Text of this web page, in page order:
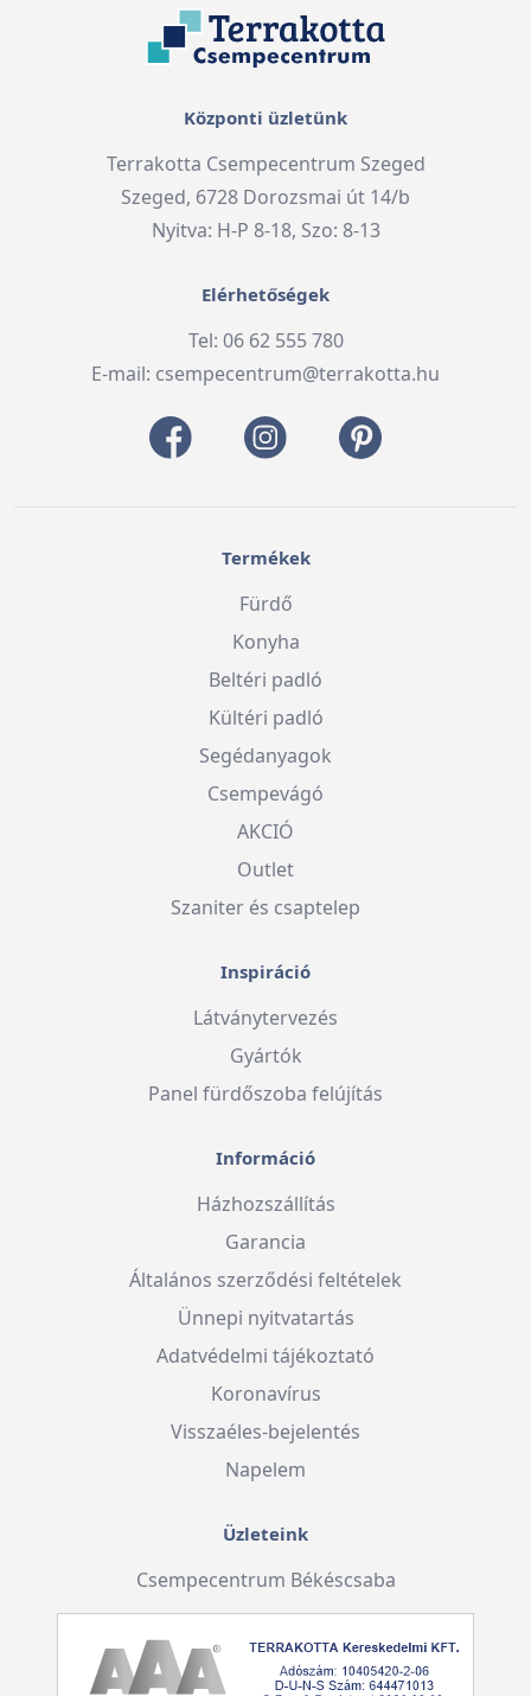
Központi üzletünk
Terrakotta Csempecentrum Szeged
Szeged, 6728 Dorozsmai út 14/b
Nyitva: H-P 8-18, Szo: 8-13
Elérhetőségek
Tel: 06 62 555 780
E-mail: csempecentrum@terrakotta.hu
Termékek
Fürdő
Konyha
Beltéri padló
Kültéri padló
Segédanyagok
Csempevágó
AKCIÓ
Outlet
Szaniter és csaptelep
Inspiráció
Látványtervezés
Gyártók
Panel fürdőszoba felújítás
Információ
Házhozszállítás
Garancia
Általános szerződési feltételek
Ünnepi nyitvatartás
Adatvédelmi tájékoztató
Koronavírus
Visszaéles-bejelentés
Napelem
Üzleteink
Csempecentrum Békéscsaba